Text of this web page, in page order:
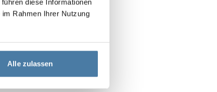
diese Informationen
Rahmen Ihrer Nutzung
Alle zulassen